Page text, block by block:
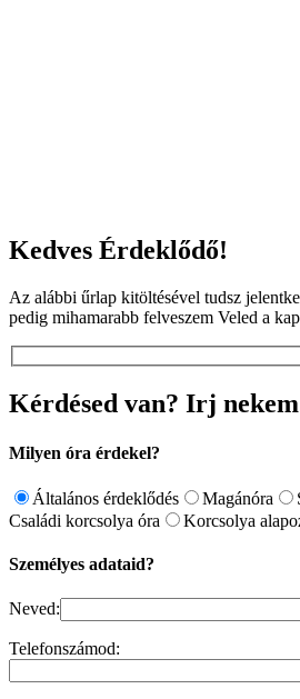
Kedves Érdeklődő!
Az alábbi űrlap kitöltésével tudsz
pedig mihamarabb felveszem Veled a
Kérdésed van? Irj
Milyen óra érdekel?
Általános érdeklődés Magánóra
Családi korcsolya óra
Korcsolya
Személyes adataid?
Neved:
Telefonszámod: